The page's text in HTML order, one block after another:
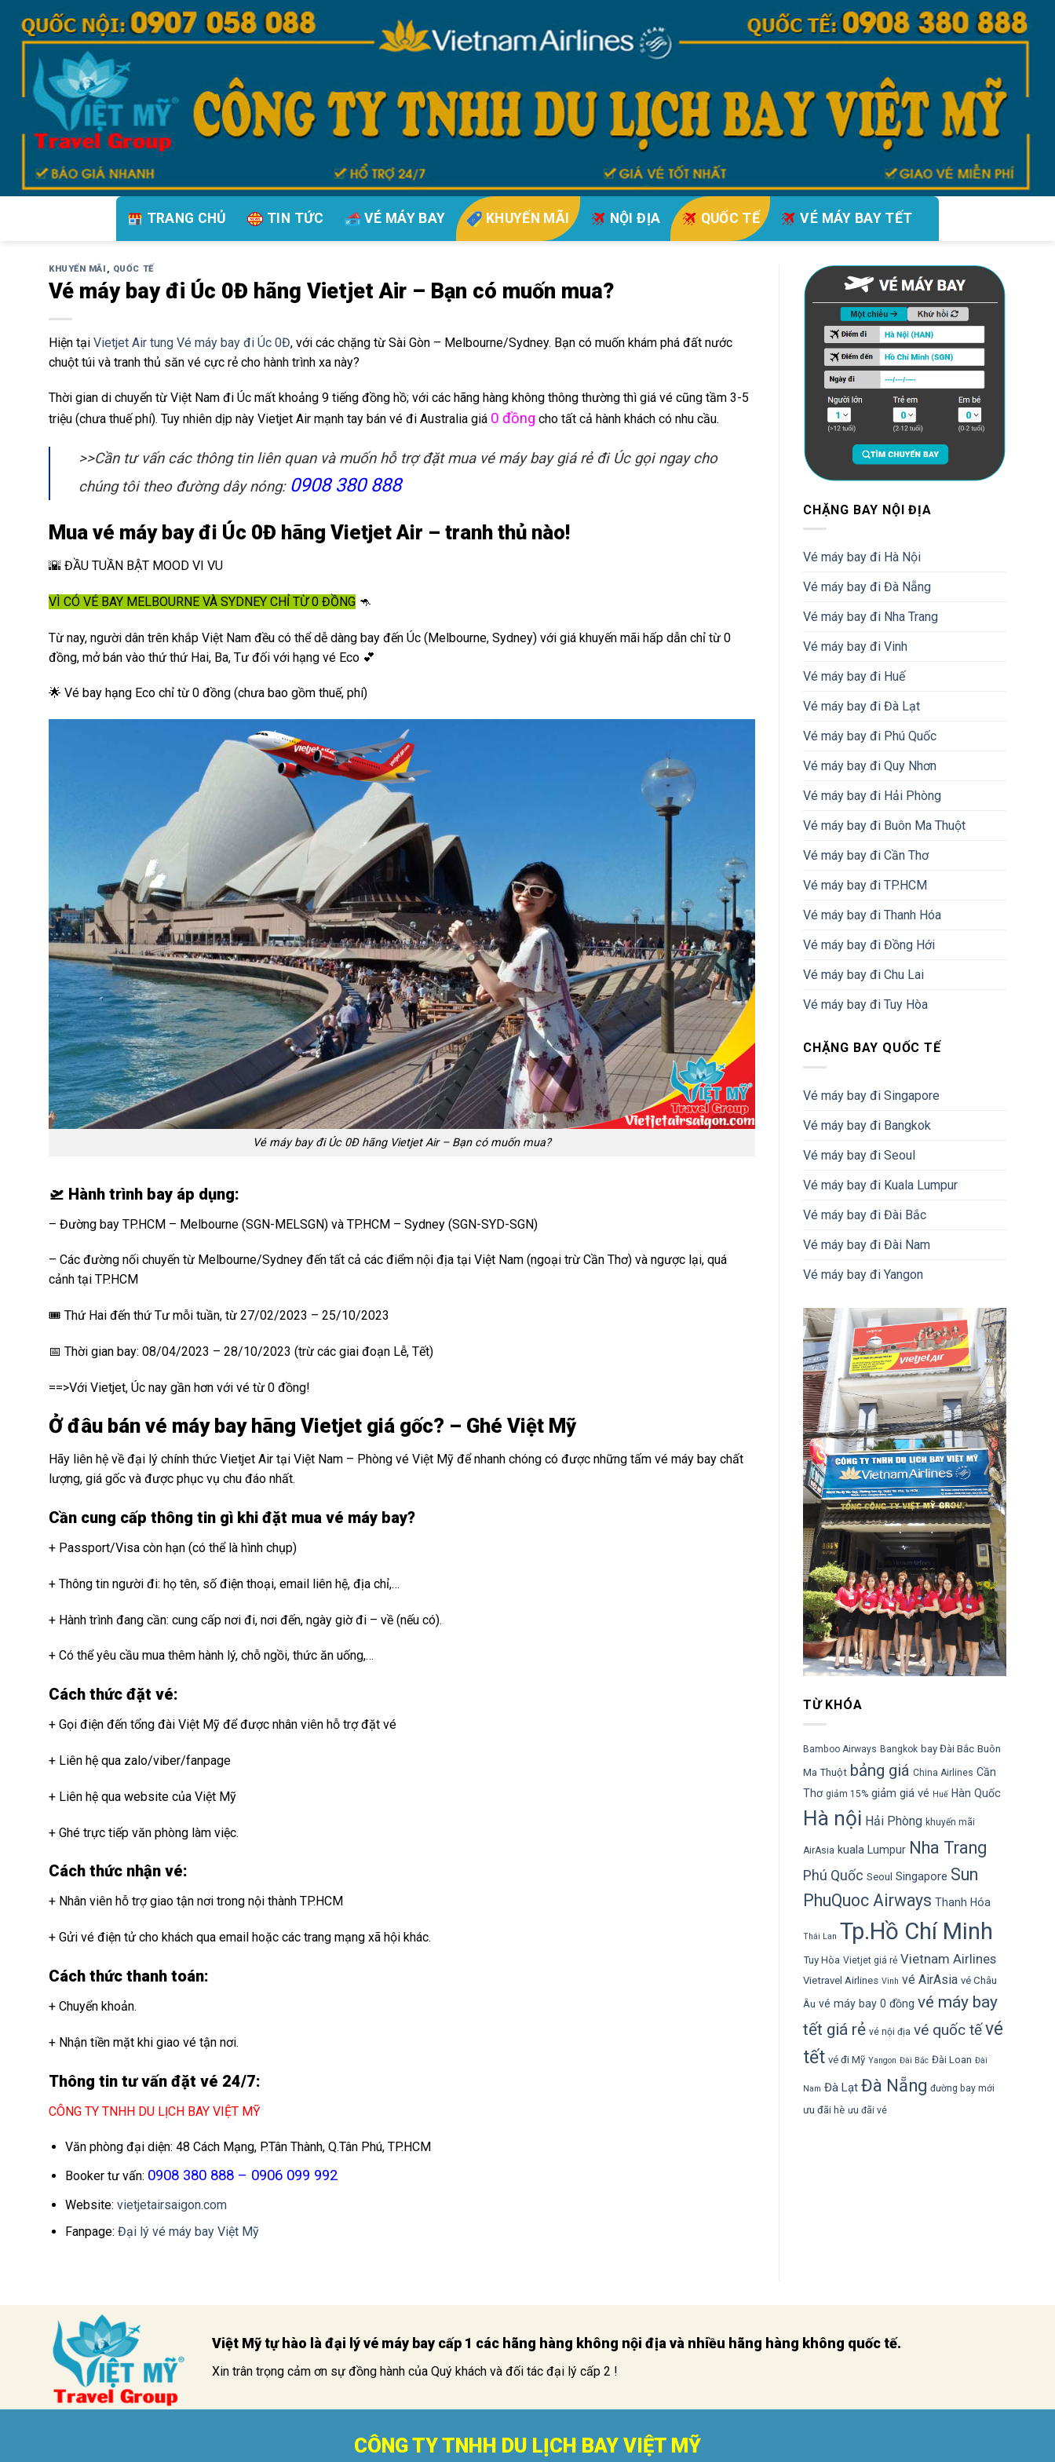
TRANG CHỦ TIN TỨC VÉ MÁY BAY KHUYẾN MÃI NỘI ĐỊA QUỐC TẾ VÉ MÁY BAY TẾT
KHUYẾN MÃI , QUỐC TẾ
Vé máy bay đi Úc 0Đ hãng Vietjet Air – Bạn có muốn mua?
Hiện tại Vietjet Air tung Vé máy bay đi Úc 0Đ, với các chặng từ Sài Gòn – Melbourne/Sydney. Bạn có muốn khám phá đất nước
chuột túi và tranh thủ săn vé cực rẻ cho hành trình xa này?
Thời gian di chuyển từ Việt Nam đi Úc mất khoảng 9 tiếng đồng hồ; với các hãng hàng không thông thường thì giá vé cũng tầm 3-5
triệu (chưa thuế phí). Tuy nhiên dịp này Vietjet Air mạnh tay bán vé đi Australia giá 0 đồng cho tất cả hành khách có nhu cầu.
>>Cần tư vấn các thông tin liên quan và muốn hỗ trợ đặt mua vé máy bay giá rẻ đi Úc gọi ngay cho
chúng tôi theo đường dây nóng: 0908 380 888
Mua vé máy bay đi Úc 0Đ hãng Vietjet Air – tranh thủ nào!
🌇 ĐẦU TUẦN BẬT MOOD VI VU
VÌ CÓ VÉ BAY MELBOURNE VÀ SYDNEY CHỈ TỪ 0 ĐỒNG 🦘
Từ nay, người dân trên khắp Việt Nam đều có thể dễ dàng bay đến Úc (Melbourne, Sydney) với giá khuyến mãi hấp dẫn chỉ từ 0
đồng, mở bán vào thứ thứ Hai, Ba, Tư đối với hạng vé Eco 💕
🌟 Vé bay hạng Eco chỉ từ 0 đồng (chưa bao gồm thuế, phí)
Vé máy bay đi Úc 0Đ hãng Vietjet Air – Bạn có muốn mua?
🛫 Hành trình bay áp dụng:
– Đường bay TP.HCM – Melbourne (SGN-MELSGN) và TP.HCM – Sydney (SGN-SYD-SGN)
– Các đường nối chuyến từ Melbourne/Sydney đến tất cả các điểm nội địa tại Việt Nam (ngoại trừ Cần Thơ) và ngược lại, quá
cảnh tại TP.HCM
🎟 Thứ Hai đến thứ Tư mỗi tuần, từ 27/02/2023 – 25/10/2023
📅 Thời gian bay: 08/04/2023 – 28/10/2023 (trừ các giai đoạn Lễ, Tết)
==>Với Vietjet, Úc nay gần hơn với vé từ 0 đồng!
Ở đâu bán vé máy bay hãng Vietjet giá gốc? – Ghé Việt Mỹ
Hãy liên hệ về đại lý chính thức Vietjet Air tại Việt Nam – Phòng vé Việt Mỹ để nhanh chóng có được những tấm vé máy bay chất
lượng, giá gốc và được phục vụ chu đáo nhất.
Cần cung cấp thông tin gì khi đặt mua vé máy bay?
+ Passport/Visa còn hạn (có thể là hình chụp)
+ Thông tin người đi: họ tên, số điện thoại, email liên hệ, địa chỉ,…
+ Hành trình đang cần: cung cấp nơi đi, nơi đến, ngày giờ đi – về (nếu có).
+ Có thể yêu cầu mua thêm hành lý, chỗ ngồi, thức ăn uống,…
Cách thức đặt vé:
+ Gọi điện đến tổng đài Việt Mỹ để được nhân viên hỗ trợ đặt vé
+ Liên hệ qua zalo/viber/fanpage
+ Liên hệ qua website của Việt Mỹ
+ Ghé trực tiếp văn phòng làm việc.
Cách thức nhận vé:
+ Nhân viên hỗ trợ giao tận nơi trong nội thành TP.HCM
+ Gửi vé điện tử cho khách qua email hoặc các trang mạng xã hội khác.
Cách thức thanh toán:
+ Chuyển khoản.
+ Nhận tiền mặt khi giao vé tận nơi.
Thông tin tư vấn đặt vé 24/7:
CÔNG TY TNHH DU LỊCH BAY VIỆT MỸ
Văn phòng đại diện: 48 Cách Mạng, P.Tân Thành, Q.Tân Phú, TP.HCM
Booker tư vấn: 0908 380 888 – 0906 099 992
Website: vietjetairsaigon.com
Fanpage: Đại lý vé máy bay Việt Mỹ
CHẶNG BAY NỘI ĐỊA
Vé máy bay đi Hà Nội
Vé máy bay đi Đà Nẵng
Vé máy bay đi Nha Trang
Vé máy bay đi Vinh
Vé máy bay đi Huế
Vé máy bay đi Đà Lạt
Vé máy bay đi Phú Quốc
Vé máy bay đi Quy Nhơn
Vé máy bay đi Hải Phòng
Vé máy bay đi Buôn Ma Thuột
Vé máy bay đi Cần Thơ
Vé máy bay đi TP.HCM
Vé máy bay đi Thanh Hóa
Vé máy bay đi Đồng Hới
Vé máy bay đi Chu Lai
Vé máy bay đi Tuy Hòa
CHẶNG BAY QUỐC TẾ
Vé máy bay đi Singapore
Vé máy bay đi Bangkok
Vé máy bay đi Seoul
Vé máy bay đi Kuala Lumpur
Vé máy bay đi Đài Bắc
Vé máy bay đi Đài Nam
Vé máy bay đi Yangon
TỪ KHÓA
Bamboo Airways Bangkok bay Đài Bắc Buôn
Ma Thuột bảng giá China Airlines Cần
Thơ giảm 15% giảm giá vé Huế Hàn Quốc
Hà nội Hải Phòng khuyến mãi
AirAsia kuala Lumpur Nha Trang
Phú Quốc Seoul Singapore Sun
PhuQuoc Airways Thanh Hóa
Thái Lan Tp.Hồ Chí Minh
Tuy Hòa Vietjet giá rẻ Vietnam Airlines
Vietravel Airlines Vinh vé AirAsia vé Châu
Âu vé máy bay 0 đồng vé máy bay
tết giá rẻ vé nội địa vé quốc tếvé
tết vé đi Mỹ Yangon Đài Bắc Đài Loan Đài
Nam Đà Lạt Đà Nẵng đường bay mới
ưu đãi hè ưu đãi vé
Việt Mỹ tự hào là đại lý vé máy bay cấp 1 các hãng hàng không nội địa và nhiều hãng hàng không quốc tế.
Xin trân trọng cảm ơn sự đồng hành của Quý khách và đối tác đại lý cấp 2 !
CÔNG TY TNHH DU LỊCH BAY VIỆT MỸ